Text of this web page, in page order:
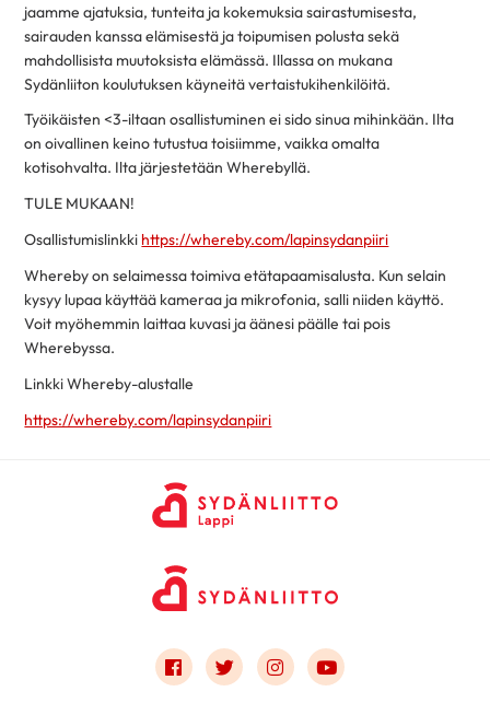
jaamme ajatuksia, tunteita ja kokemuksia sairastumisesta,
sairauden kanssa elämisestä ja toipumisen polusta sekä
mahdollisista muutoksista elämässä. Illassa on mukana
Sydänliiton koulutuksen käyneitä vertaistukihenkilöitä.
Työikäisten <3-iltaan osallistuminen ei sido sinua mihinkään. Ilta
on oivallinen keino tutustua toisiimme, vaikka omalta
kotisohvalta. Ilta järjestetään Wherebyllä.
TULE MUKAAN!
Osallistumislinkki https://whereby.com/lapinsydanpiiri
Whereby on selaimessa toimiva etätapaamisalusta. Kun selain
kysyy lupaa käyttää kameraa ja mikrofonia, salli niiden käyttö.
Voit myöhemmin laittaa kuvasi ja äänesi päälle tai pois
Wherebyssa.
Linkki Whereby-alustalle
https://whereby.com/lapinsydanpiiri
Link to facebook
Link to twitter
Link to instagram
Link to youtube